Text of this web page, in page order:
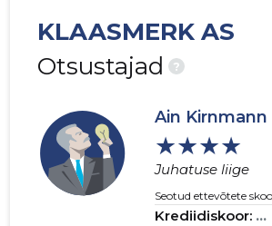
KLAASMERK AS
Otsustajad
?
Ain Kirnmann
★★★★
Juhatuse liige
Seotud ettevõtete
Krediidiskoor: ...